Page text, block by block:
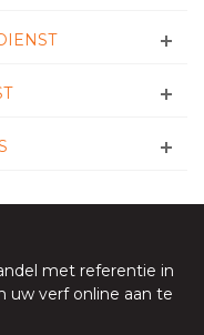
met referentie in
uw verf online aan te